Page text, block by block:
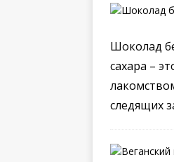
Шоколад
сахара –
следящих